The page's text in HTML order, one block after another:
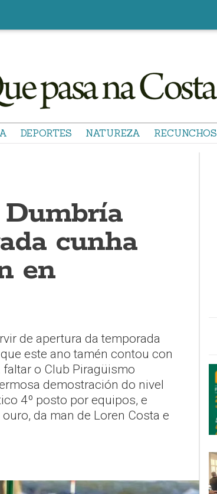
DEPORTES NATUREZA RECUNCHOS
cunha
en
de apertura da temporada
este ano tamén contou con
o Club Piragüismo
demostración do nivel
4º posto por equipos, e
da man de Loren Costa e